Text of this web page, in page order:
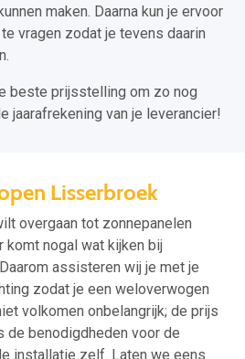
maken. Daarna kun je ervoor
vragen zodat je tevens daarin
beste prijsstelling om zo nog
jaarafrekening van je leverancier!
Lisserbroek
overgaan tot zonnepanelen
komt nogal wat kijken bij
assisteren wij je met je
zodat je een weloverwogen
volkomen onbelangrijk; de prijs
de benodigdheden voor de
installatie zelf. Laten we eens